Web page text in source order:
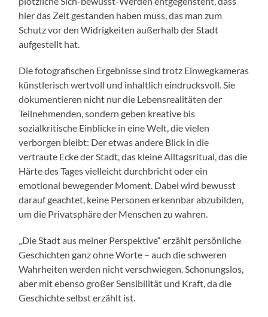
hier das Zelt gestanden haben muss, das man zum
Schutz vor den Widrigkeiten außerhalb der Stadt
aufgestellt hat.
Die fotografischen Ergebnisse sind trotz Einwegkameras
künstlerisch wertvoll und inhaltlich eindrucksvoll. Sie
dokumentieren nicht nur die Lebensrealitäten der
Teilnehmenden, sondern geben kreative bis
sozialkritische Einblicke in eine Welt, die vielen
verborgen bleibt: Der etwas andere Blick in die
vertraute Ecke der Stadt, das kleine Alltagsritual, das die
Härte des Tages vielleicht durchbricht oder ein
emotional bewegender Moment. Dabei wird bewusst
darauf geachtet, keine Personen erkennbar abzubilden,
um die Privatsphäre der Menschen zu wahren.
„Die Stadt aus meiner Perspektive“ erzählt persönliche
Geschichten ganz ohne Worte – auch die schweren
Wahrheiten werden nicht verschwiegen. Schonungslos,
aber mit ebenso großer Sensibilität und Kraft, da die
Geschichte selbst erzählt ist.